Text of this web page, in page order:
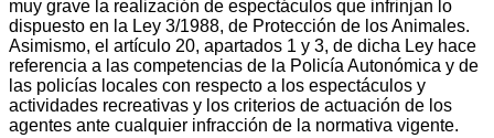
muy grave la realización de espectáculos que infrinjan lo
dispuesto en la Ley 3/1988, de Protección de los Animales.
Asimismo, el artículo 20, apartados 1 y 3, de dicha Ley hace
referencia a las competencias de la Policía Autonómica y de
las policías locales con respecto a los espectáculos y
actividades recreativas y los criterios de actuación de los
agentes ante cualquier infracción de la normativa vigente.